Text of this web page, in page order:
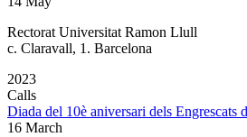
Rectorat Universitat Ramon Llull
c. Claravall, 1. Barcelona
2023
Calls
Diada del 10è aniversari dels Engrescats
16 March